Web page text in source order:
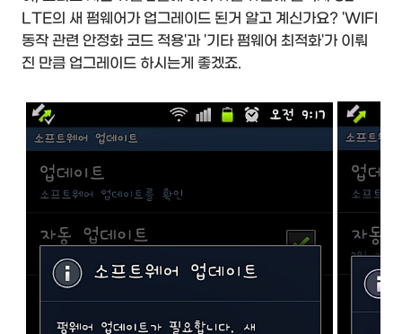
LTE의 새 펌웨어가 업그레이드 된거 알고 계신가요? 'WIFI
동작 관련 안정화 코드 적용'과 '기타 펌웨어 최적화'가 이뤄
진 만큼 업그레이드 하시는게 좋겠죠.